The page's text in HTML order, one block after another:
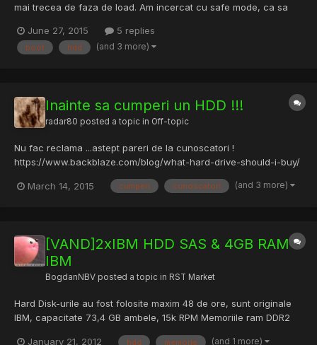
mai trecea de faza de load. Am incercat cu safe mode, ca sa
incercat sa copi fiserele. Vazand ca asa nu merge, am scos
hdd-ul si l-am conectat cu un dock station la alt laptop. Aici v...
June 27, 2015 5 replies
boot hdd (and 3 more)
Inainte sa cumperi un HDD !!!
radar80 posted a topic in Off-topic
Nu fac reclama ...astept pareri de la cunoscatori !
https://www.backblaze.com/blog/what-hard-drive-should-i-buy/
March 14, 2015 cumperi cunoscatori (and 3 more)
[VAND]2xIBM HDD SAS & 4GB RAM
IBM
BogdanNBV posted a topic in RST Market
Hard Disk-urile au fost folosite maxim 48 de ore, sunt originale
IBM, capacitate 73,4 GB ambele, 15k RPM Memoriile ram DDR2
January 21, 2012 hdd memorie (and 1 more)